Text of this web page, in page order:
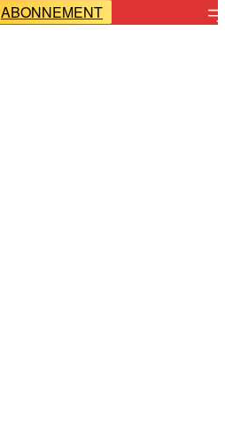
ABONNEMENT